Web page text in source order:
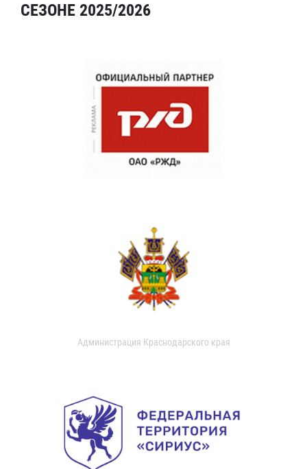
СЕЗОНЕ 2025/2026
Администрация Краснодарского края